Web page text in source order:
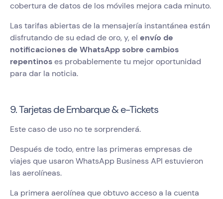
cobertura de datos de los móviles mejora cada minuto.
Las tarifas abiertas de la mensajería instantánea están
disfrutando de su edad de oro, y, el envío de
notificaciones de WhatsApp sobre cambios
repentinoses probablemente tu mejor oportunidad
para dar la noticia.
9. Tarjetas de Embarque & e-Tickets
Este caso de uso no te sorprenderá.
Después de todo, entre las primeras empresas de
viajes que usaron WhatsApp Business API estuvieron
las aerolíneas.
La primera aerolínea que obtuvo acceso a la cuenta